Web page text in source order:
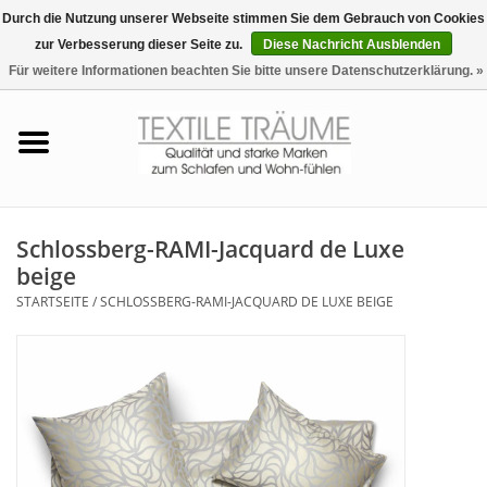
0 Artikel - €0,00
Tag & Nachtwäsche
Badezimmer & Sauna
Haus-Bademäntel
Schlossberg-RAMI-Jacquard de Luxe
beige
STARTSEITE /SCHLOSSBERG-RAMI-JACQUARD DE LUXE BEIGE
Durch die Nutzung unserer Webseite stimmen Sie dem Gebrauch von Cookies
zur Verbesserung dieser Seite zu.
Diese Nachricht Ausblenden
Für weitere Informationen beachten Sie bitte unsere Datenschutzerklärung. »